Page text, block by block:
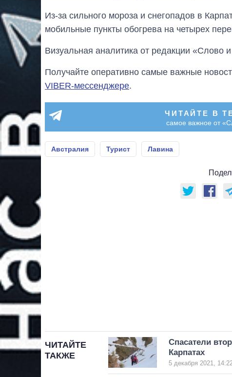
Из-за сильного мороза и снегопадов в
мобильные пункты обогрева на четырех
Визуальная аналитика от редакции «Слово
Получайте оперативно самые важные
VIBER-мессенджере.
ЧИТАЙТЕ В
самое важное от
Австралия Турист Лавина
ЧИТАЙТЕ
ТАКЖЕ
Спасатели
Карпатах
5 декабря 2021,